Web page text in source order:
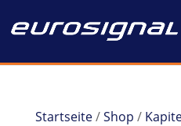
Startseite/Shop /